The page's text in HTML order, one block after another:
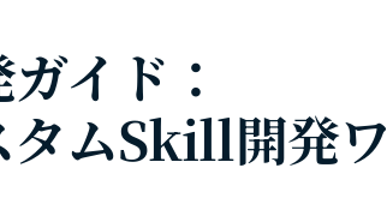
イド：
ムSkill開発ワ